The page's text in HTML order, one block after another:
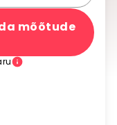
mõõtude